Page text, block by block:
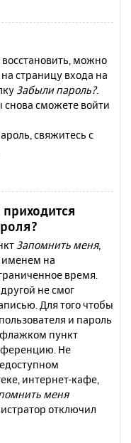
можно
страницу входа на
Забыли пароль?.
снова сможете войти
свяжитесь с
Запомнить меня,
именем на
время.
не смог
Для того чтобы
и пароль
пункт
Не
интернет-кафе,
меня
отключил